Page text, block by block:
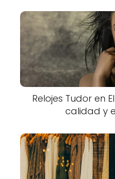
Relojes Tudor en
calidad y